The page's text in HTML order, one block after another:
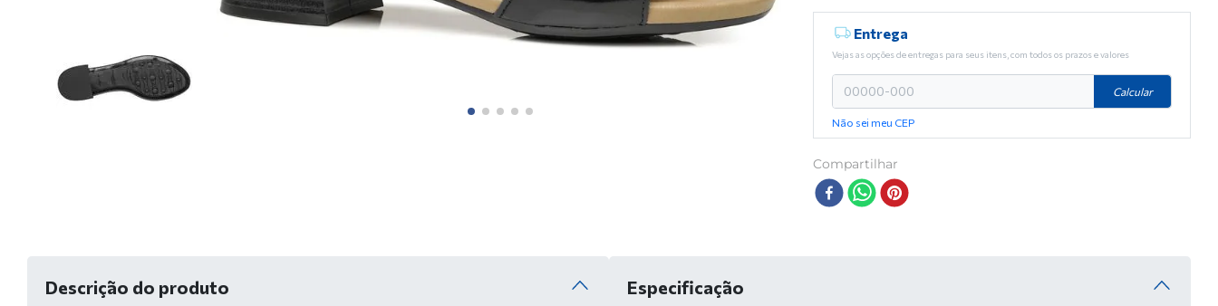
Entrega
Vejas as opções de entregas para seus itens, com todos os prazos e valores
Calcular
Não sei meu CEP
Compartilhar
Descrição do produto Especificação